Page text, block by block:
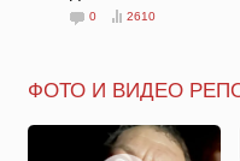
0 2610
ФОТО И ВИДЕО